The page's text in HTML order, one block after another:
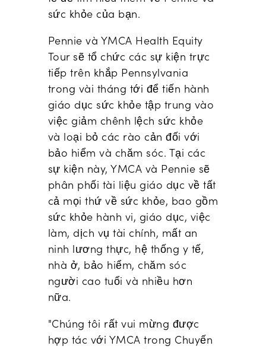
sức khỏe của bạn.
Pennie và YMCA Health Equity
Tour sẽ tổ chức các sự kiện trực
tiếp trên khắp Pennsylvania
trong vài tháng tới để tiến hành
giáo dục sức khỏe tập trung vào
việc giảm chênh lệch sức khỏe
và loại bỏ các rào cản đối với
bảo hiểm và chăm sóc. Tại các
sự kiện này, YMCA và Pennie sẽ
phân phối tài liệu giáo dục về tất
cả mọi thứ về sức khỏe, bao gồm
sức khỏe hành vi, giáo dục, việc
làm, dịch vụ tài chính, mất an
ninh lương thực, hệ thống y tế,
nhà ở, bảo hiểm, chăm sóc
người cao tuổi và nhiều hơn
nữa.
"Chúng tôi rất vui mừng được
hợp tác với YMCA trong Chuyến